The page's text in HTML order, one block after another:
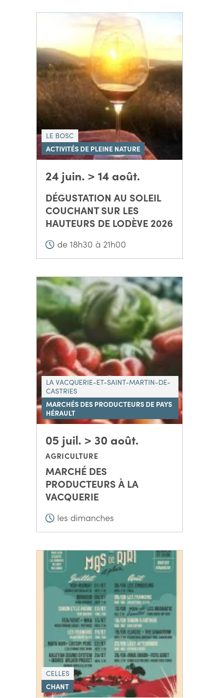
LE BOSC
ACTIVITÉS DE PLEINE NATURE
24 juin. > 14 août.
DÉGUSTATION AU SOLEIL
COUCHANT SUR LES
HAUTEURS DE LODÈVE 2026
de 18h30 à 21h00
LA VACQUERIE-ET-SAINT-MARTIN-DE-
CASTRIES
MARCHÉS DES PRODUCTEURS DE PAYS
HÉRAULT
05 juil. > 30 août.
AGRICULTURE
MARCHÉ DES
PRODUCTEURS À LA
VACQUERIE
les dimanches
CELLES
CHANT